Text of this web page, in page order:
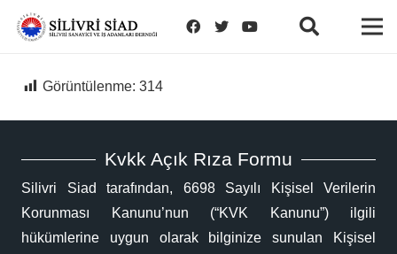
Görüntülenme: 314
Kvkk Açık Rıza Formu
Silivri Siad tarafından, 6698 Sayılı Kişisel Verilerin
Korunması Kanunu’nun (“KVK Kanunu”) ilgili
hükümlerine uygun olarak bilginize sunulan Kişisel